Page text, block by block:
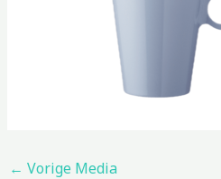
← Vorige Media